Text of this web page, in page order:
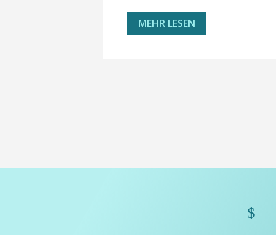
MEHR LESEN
$